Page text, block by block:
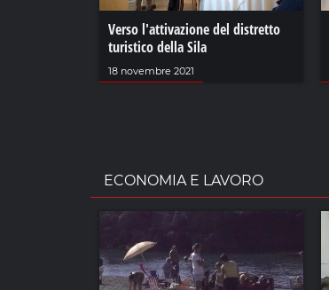
Verso l'attivazione del distretto
turistico della Sila
18 novembre 2021
ECONOMIA E LAVORO